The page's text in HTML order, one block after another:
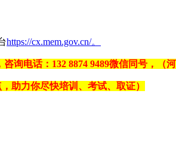
https://cx.mem.gov.cn/。
询电话： 132 8874 9489微信同号，（
助力你尽快培训、考试、取证）